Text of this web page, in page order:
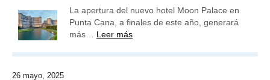
La apertura del nuevo hotel Moon Palace en
Punta Cana, a finales de este año, generará
más… Leer más
26 mayo, 2025